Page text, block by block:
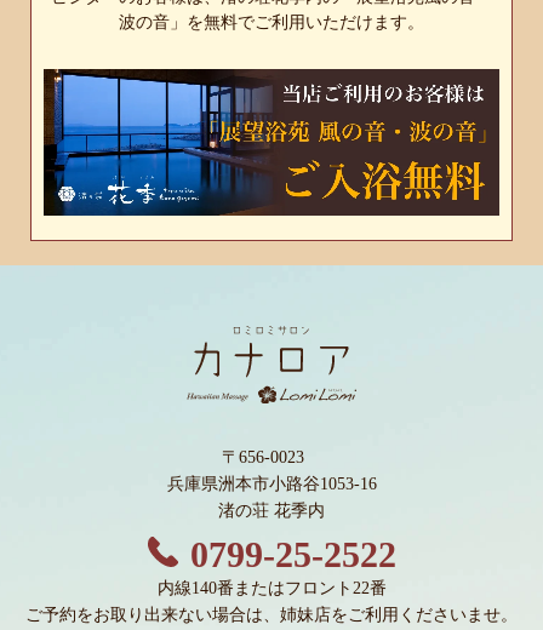
波の音」を無料でご利用いただけます。
〒656-0023
兵庫県洲本市小路谷1053-16
渚の荘 花季内
0799-25-2522
内線140番またはフロント22番
ご予約をお取り出来ない場合は、姉妹店をご利用くださいませ。